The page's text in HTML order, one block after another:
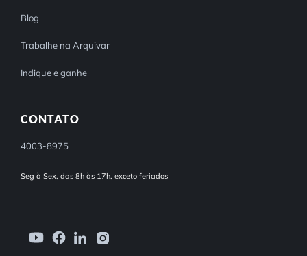
Blog
Trabalhe na Arquivar
Indique e ganhe
CONTATO
4003-8975
Seg à Sex, das 8h às 17h, exceto feriados